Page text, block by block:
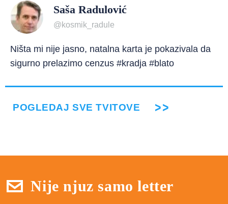
Saša Radulović
@kosmik_radule
Ništa mi nije jasno, natalna karta je pokazivala da
sigurno prelazimo cenzus #kradja #blato
POGLEDAJ SVE TVITOVE
Nije njuz samo letter